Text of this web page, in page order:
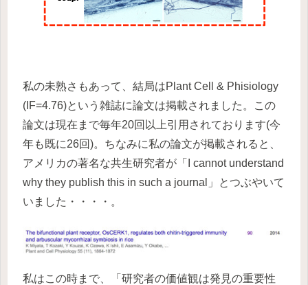
私の未熟さもあって、結局はPlant Cell & Phisiology
(IF=4.76)という雑誌に論文は掲載されました。この
論文は現在まで毎年20回以上引用されております(今
年も既に26回)。ちなみに私の論文が掲載されると、
アメリカの著名な共生研究者が「I cannot understand
why they publish this in such a journal」とつぶやいて
いました・・・・。
私はこの時まで、「研究者の価値観は発見の重要性